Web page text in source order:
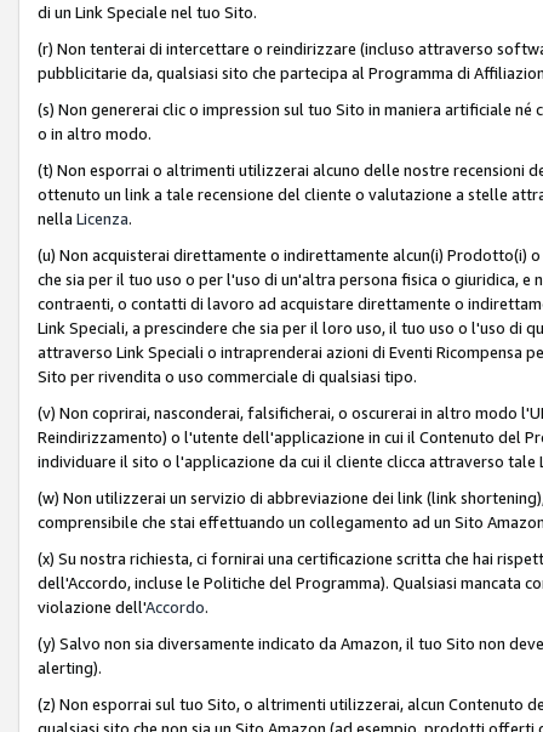
di un Link Speciale nel tuo Sito.
(r) Non tenterai di intercettare o reindirizzare (incluso attraverso
pubblicitarie da, qualsiasi sito che partecipa al Programma di
(s) Non genererai clic o impression sul tuo Sito in maniera artificiale
o in altro modo.
(t) Non esporrai o altrimenti utilizzerai alcuno delle nostre recensioni
ottenuto un link a tale recensione del cliente o valutazione a stelle
nella Licenza.
(u) Non acquisterai direttamente o indirettamente alcun(i) Prodotto(i)
che sia per il tuo uso o per l'uso di un'altra persona fisica o giuridica,
contraenti, o contatti di lavoro ad acquistare direttamente o
Link Speciali, a prescindere che sia per il loro uso, il tuo uso o l'uso di
attraverso Link Speciali o intraprenderai azioni di Eventi
Sito per rivendita o uso commerciale di qualsiasi tipo.
(v) Non coprirai, nasconderai, falsificherai, o oscurerai in altro modo
Reindirizzamento) o l'utente dell'applicazione in cui il Contenuto del
individuare il sito o l'applicazione da cui il cliente clicca attraverso tale
(w) Non utilizzerai un servizio di abbreviazione dei link (link
comprensibile che stai effettuando un collegamento ad un Sito
(x) Su nostra richiesta, ci fornirai una certificazione scritta che hai
dell'Accordo, incluse le Politiche del Programma). Qualsiasi mancata
violazione dell'Accordo.
(y) Salvo non sia diversamente indicato da Amazon, il tuo Sito non
alerting).
(z) Non esporrai sul tuo Sito, o altrimenti utilizzerai, alcun Contenuto
qualsiasi sito che non sia un Sito Amazon (ad esempio, prodotti